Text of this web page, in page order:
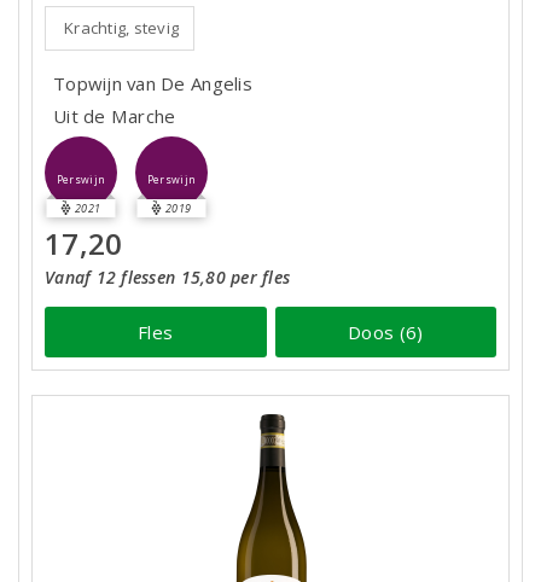
Krachtig, stevig
Topwijn van De Angelis
Uit de Marche
Perswijn
2021
Perswijn
2019
17,20
Vanaf 12 flessen 15,80 per fles
Fles Doos (6)